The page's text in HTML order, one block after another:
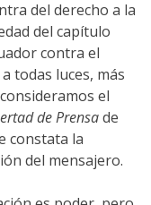
del derecho a la
del capítulo
contra el
todas luces, más
el
de Prensade
constata la
del mensajero.